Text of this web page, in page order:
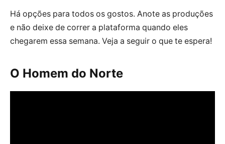
Há opções para todos os gostos. Anote as produções
e não deixe de correr a plataforma quando eles
chegarem essa semana. Veja a seguir o que te espera!
O Homem do Norte